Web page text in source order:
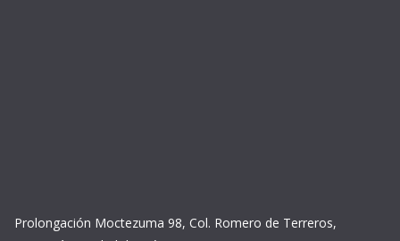
Prolongación Moctezuma 98, Col. Romero de Terreros,